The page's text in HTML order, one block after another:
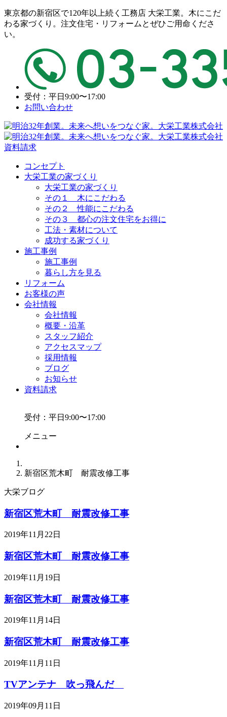
東京都の新宿区で120年以上続く工務店 大栄工業。木にこだ
わる家づくり。注文住宅・リフォームとぜひご用命くださ
い。
受付：平日9:00〜17:00
お問い合わせ
資料請求
コンセプト
大栄工業の家づくり
大栄工業の家づくり
その１ 木にこだわる
その２ 性能にこだわる
その３ 都心の注文住宅をお得に
工法・素材について
成功する家づくり
施工事例
施工事例
暮らし方を見る
リフォーム
お客様の声
会社情報
会社情報
概要・沿革
スタッフ紹介
アクセスマップ
採用情報
ブログ
お知らせ
資料請求
受付：平日9:00〜17:00
メニュー
新宿区荒木町 耐震改修工事
大栄ブログ
新宿区荒木町 耐震改修工事
2019年11月22日
新宿区荒木町 耐震改修工事
2019年11月19日
新宿区荒木町 耐震改修工事
2019年11月14日
新宿区荒木町 耐震改修工事
2019年11月11日
TVアンテナ 吹っ飛んだ
2019年09月11日